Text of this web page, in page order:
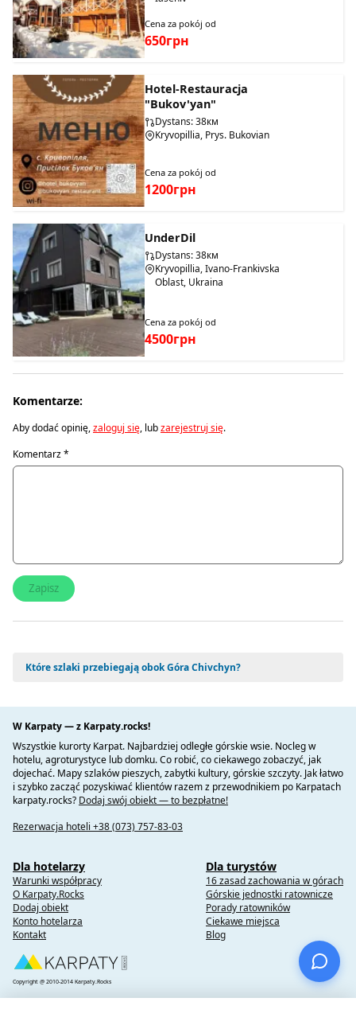
Cena za pokój od
650грн
Hotel-Restauracja
"Bukov'yan"
Dystans: 38км
Kryvopillia, Prys. Bukovian
Cena za pokój od
1200грн
UnderDil
Dystans: 38км
Kryvopillia, Ivano-Frankivska
Oblast, Ukraina
Cena za pokój od
4500грн
Komentarze:
Aby dodać opinię,zaloguj się, lubzarejestruj się.
Komentarz*
Które szlaki przebiegają obok Góra Chivchyn?
W Karpaty — z Karpaty.rocks!
Wszystkie kurorty Karpat. Najbardziej odległe górskie wsie. Nocleg w
hotelu, agroturystyce lub domku. Co robić, co ciekawego zobaczyć, jak
dojechać. Mapy szlaków pieszych, zabytki kultury, górskie szczyty. Jak łatwo
i szybko zacząć pozyskiwać klientów razem z przewodnikiem po Karpatach
karpaty.rocks? Dodaj swój obiekt — to bezpłatne!
Rezerwacja hoteli +38 (073) 757-83-03
Dla hotelarzy
Warunki współpracy
O Karpaty.Rocks
Dodaj obiekt
Konto hotelarza
Kontakt
Dla turystów
16 zasad zachowania w górach
Górskie jednostki ratownicze
Porady ratowników
Ciekawe miejsca
Blog
Copyright @ 2010-2014 Karpaty.Rocks